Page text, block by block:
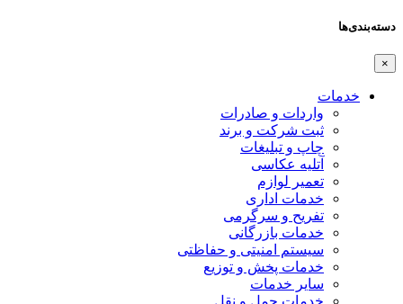
دسته‌بندی‌ها
×
خدمات
واردات و صادرات
ثبت شرکت و برند
چاپ و تبلیغات
آتلیه عکاسی
تعمیر لوازم
خدمات اداری
تفریح و سرگرمی
خدمات بازرگانی
سیستم امنیتی و حفاظتی
خدمات پخش و توزیع
سایر خدمات